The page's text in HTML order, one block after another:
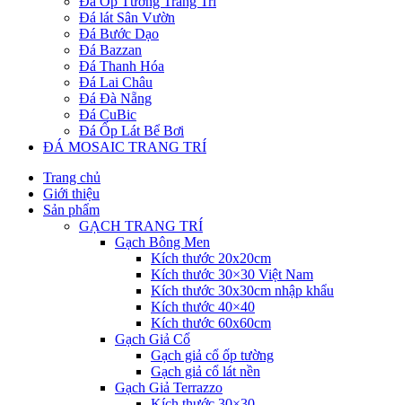
Đá lát Sân Vườn
Đá Bước Dạo
Đá Bazzan
Đá Thanh Hóa
Đá Lai Châu
Đá Đà Nẵng
Đá CuBic
Đá Ốp Lát Bể Bơi
ĐÁ MOSAIC TRANG TRÍ
Trang chủ
Giới thiệu
Sản phẩm
GẠCH TRANG TRÍ
Gạch Bông Men
Kích thước 20x20cm
Kích thước 30×30 Việt Nam
Kích thước 30x30cm nhập khẩu
Kích thước 40×40
Kích thước 60x60cm
Gạch Giả Cổ
Gạch giả cổ ốp tường
Gạch giả cổ lát nền
Gạch Giả Terrazzo